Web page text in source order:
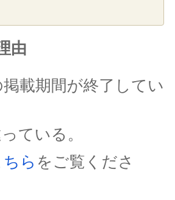
由
載期間が終了してい
ている。
ちら をご覧くださ